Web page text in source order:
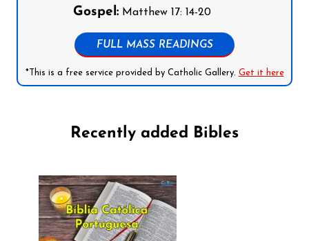
Gospel:Matthew 17: 14-20
FULL MASS READINGS
*This is a free service provided by Catholic Gallery. Get it here
Recently added Bibles